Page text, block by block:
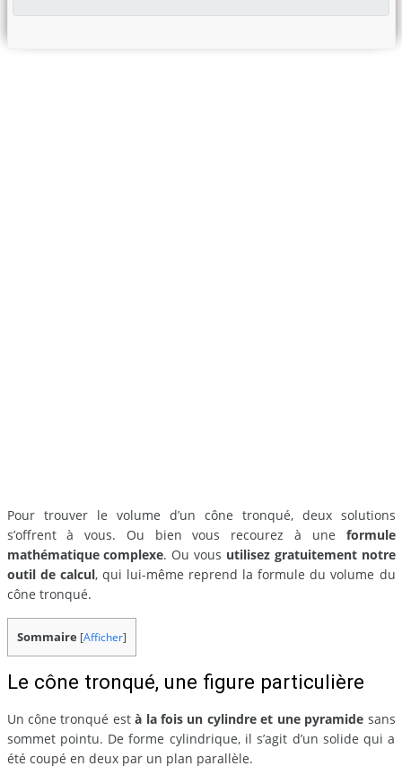
Pour trouver le volume d’un cône tronqué, deux solutions
s’offrent à vous. Ou bien vous recourez à une formule
mathématique complexe. Ou vous utilisez gratuitement notre
outil de calcul, qui lui-même reprend la formule du volume du
cône tronqué.
Sommaire [Afficher]
Le cône tronqué, une figure particulière
Un cône tronqué està la fois un cylindre et une pyramide sans
sommet pointu. De forme cylindrique, il s’agit d’un solide qui a
été coupé en deux par un plan parallèle.